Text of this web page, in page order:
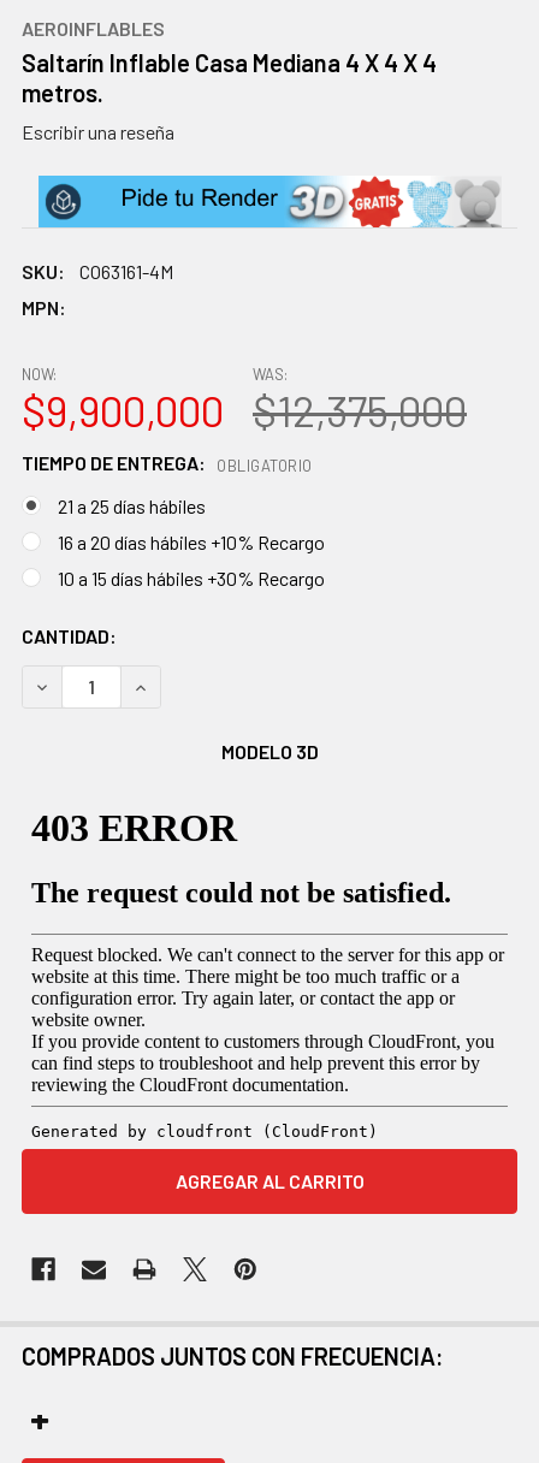
AEROINFLABLES
Saltarín Inflable Casa Mediana 4 X 4 X 4
metros.
Escribir una reseña
SKU:
CO63161-4M
MPN:
NOW:
$9,900,000
WAS:
$12,375,000
TIEMPO DE ENTREGA: OBLIGATORIO
21 a 25 días hábiles
16 a 20 días hábiles +10% Recargo
10 a 15 días hábiles +30% Recargo
EXISTENCIAS
ACTUALES:
CANTIDAD:
DISMINUIR CANTIDAD:AUMENTAR CANTIDAD:
MODELO 3D
COMPRADOS JUNTOS CON FRECUENCIA: